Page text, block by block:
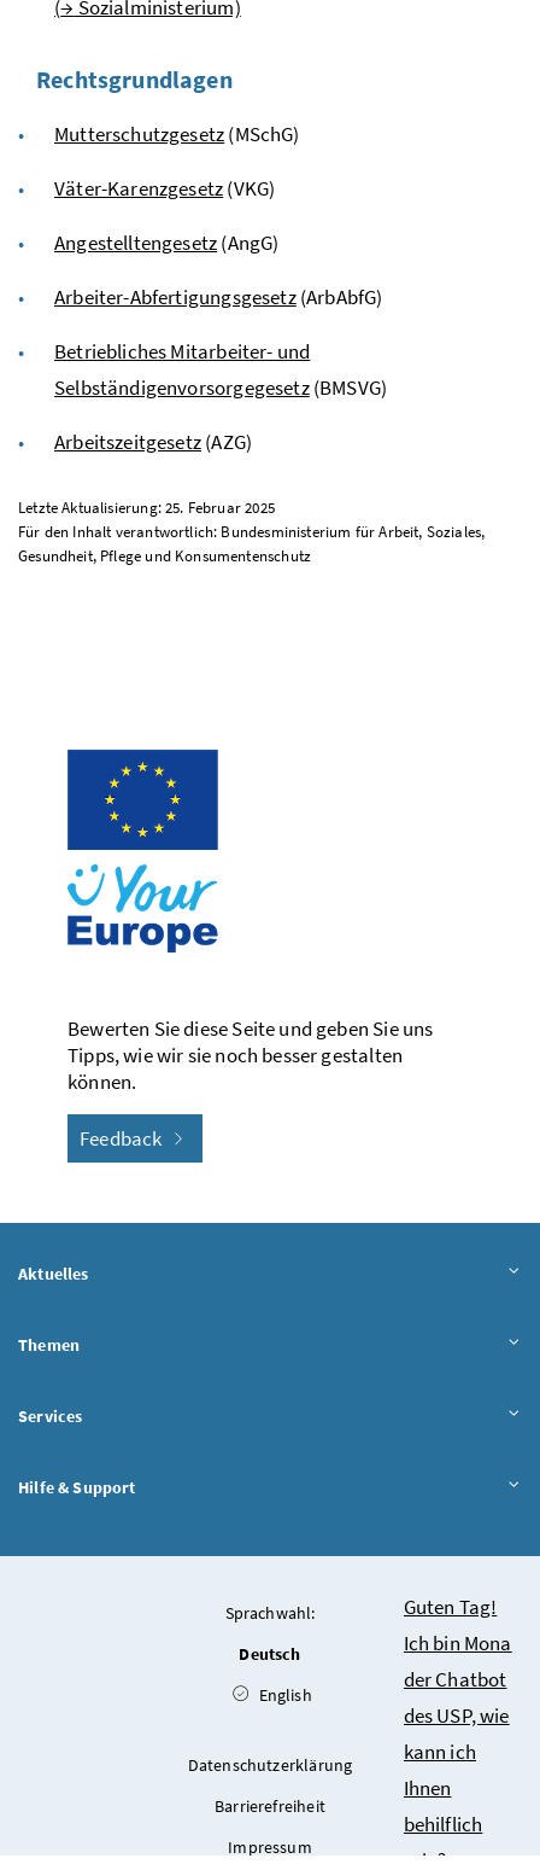
(→ Sozialministerium)
Rechtsgrundlagen
Mutterschutzgesetz(MSchG)
Väter-Karenzgesetz(VKG)
Angestelltengesetz(AngG)
Arbeiter-Abfertigungsgesetz(ArbAbfG)
Betriebliches Mitarbeiter- und
Selbständigenvorsorgegesetz(BMSVG)
Arbeitszeitgesetz(AZG)
Letzte Aktualisierung: 25. Februar 2025
Für den Inhalt verantwortlich: Bundesministerium für Arbeit, Soziales,
Gesundheit, Pflege und Konsumentenschutz
Bewerten Sie diese Seite und geben Sie uns
Tipps, wie wir sie noch besser gestalten
können.
Feedback
Aktuelles
Themen
Services
Hilfe & Support
Sprachwahl:
Deutsch
English
Datenschutzerklärung
Barrierefreiheit
Impressum
Chatbot
Guten Tag!
Ich bin Mona
der Chatbot
des USP, wie
kann ich
Ihnen
behilflich
sein?